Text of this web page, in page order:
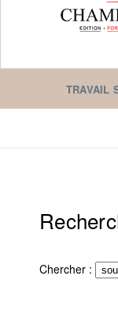
TRAVAIL
Chercher :